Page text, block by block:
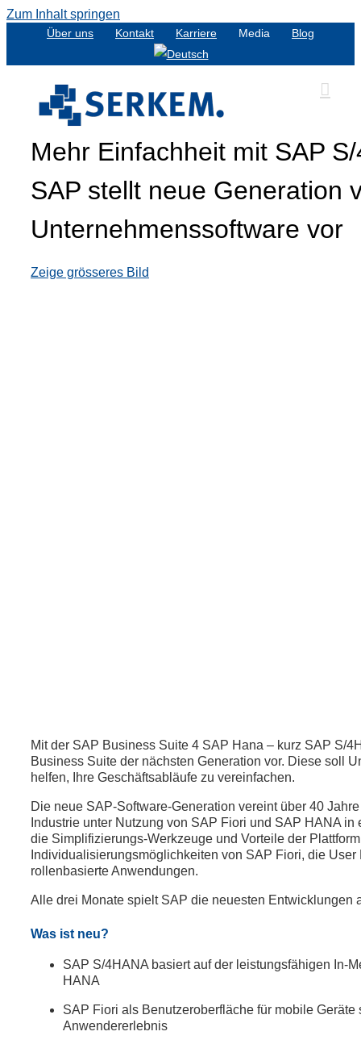
Zum Inhalt springen
Über uns Kontakt Karriere Media Blog
Zeige grösseres Bild
Mehr Einfachheit mit SAP
SAP stellt neue Generation
Unternehmenssoftware vor
Mit der SAP Business Suite 4 SAP Hana – kurz SAP S/
Business Suite der nächsten Generation vor. Diese soll
helfen, Ihre Geschäftsabläufe zu vereinfachen.
Die neue SAP-Software-Generation vereint über 40
Industrie unter Nutzung von SAP Fiori und SAP HANA in
die Simplifizierungs-Werkzeuge und Vorteile der
Individualisierungsmöglichkeiten von SAP Fiori, die User
rollenbasierte Anwendungen.
Alle drei Monate spielt SAP die neuesten Entwicklungen
Was ist neu?
SAP S/4HANA basiert auf der leistungsfähigen In-
HANA
SAP Fiori als Benutzeroberfläche für mobile Geräte
Anwendererlebnis